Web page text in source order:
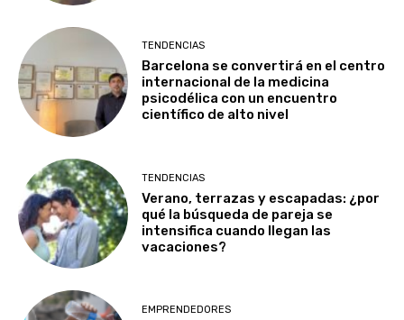
TENDENCIAS
Barcelona se convertirá en el centro
internacional de la medicina
psicodélica con un encuentro
científico de alto nivel
TENDENCIAS
Verano, terrazas y escapadas: ¿por
qué la búsqueda de pareja se
intensifica cuando llegan las
vacaciones?
EMPRENDEDORES